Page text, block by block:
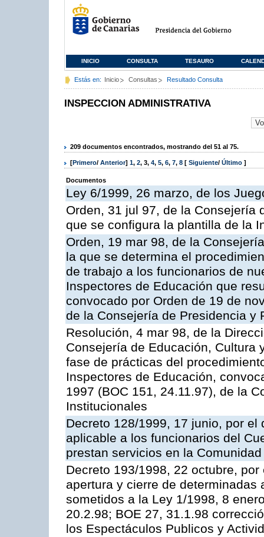
INICIO CONSULTA TESAURO
Estás en: Inicio Consultas Resultado Consulta
INSPECCION ADMINISTRATIVA
209 documentos encontrados, mostrando del 51 al 75.
[Primero/ Anterior] 1, 2, 3, 4, 5, 6, 7, 8 [ Siguiente/ Último ]
Documentos
Ley 6/1999, 26 marzo, de los
Orden, 31 jul 97, de la Consejería
que se configura la plantilla de la
Orden, 19 mar 98, de la
la que se determina el
de trabajo a los funcionarios de
Inspectores de Educación que
convocado por Orden de 19 de
de la Consejería de Presidencia y
Resolución, 4 mar 98, de la
Consejería de Educación, Cultura
fase de prácticas del
Inspectores de Educación,
1997 (BOC 151, 24.11.97), de la
Institucionales
Decreto 128/1999, 17 junio, por
aplicable a los funcionarios del
prestan servicios en la
Decreto 193/1998, 22 octubre,
apertura y cierre de
sometidos a la Ley 1/1998, 8
20.2.98; BOE 27, 31.1.98
los Espectáculos Publicos y